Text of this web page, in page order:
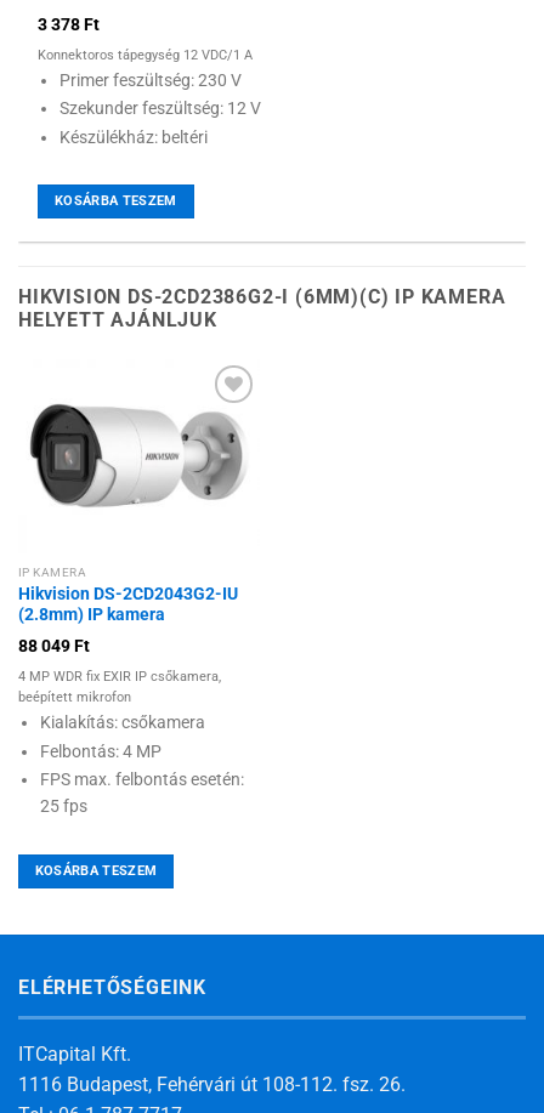
3 378Ft
Konnektoros tápegység 12 VDC/1 A
Primer feszültség: 230 V
Szekunder feszültség: 12 V
Készülékház: beltéri
KOSÁRBA TESZEM
HIKVISION DS-2CD2386G2-I (6MM)(C) IP KAMERA
HELYETT AJÁNLJUK
Hozzáadás a
kívánságlistához
IP KAMERA
Hikvision DS-2CD2043G2-IU
(2.8mm) IP kamera
88 049Ft
4 MP WDR fix EXIR IP csőkamera,
beépített mikrofon
Kialakítás: csőkamera
Felbontás: 4 MP
FPS max. felbontás esetén:
25 fps
KOSÁRBA TESZEM
ELÉRHETŐSÉGEINK
ITCapital Kft.
1116 Budapest, Fehérvári út 108-112. fsz. 26.